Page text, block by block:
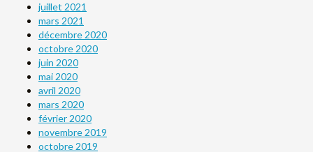
juillet 2021
mars 2021
décembre 2020
octobre 2020
juin 2020
mai 2020
avril 2020
mars 2020
février 2020
novembre 2019
octobre 2019